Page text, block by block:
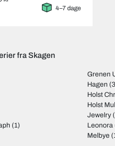
4–7 dage
fra Skagen
(1)
Grenen
Hagen
Holst
Holst
Jewelry
Leonora
Melbye